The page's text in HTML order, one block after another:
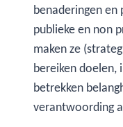
benaderingen
publieke en non
maken ze
bereiken doelen,
betrekken
verantwoording